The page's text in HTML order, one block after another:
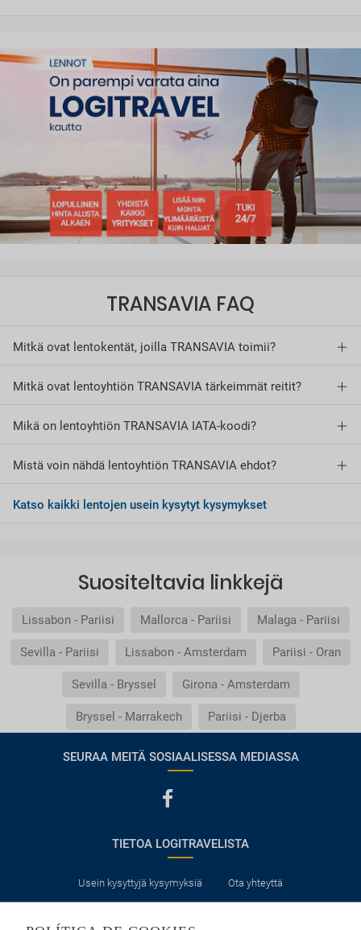
TRANSAVIA FAQ
Mitkä ovat lentokentät, joilla TRANSAVIA toimii?
Mitkä ovat lentoyhtiön TRANSAVIA tärkeimmät reitit?
Mikä on lentoyhtiön TRANSAVIA IATA-koodi?
Mistä voin nähdä lentoyhtiön TRANSAVIA ehdot?
Katso kaikki lentojen usein kysytyt kysymykset
Suositeltavia linkkejä
Lissabon - Pariisi Mallorca - Pariisi Malaga - Pariisi
Sevilla - Pariisi Lissabon - Amsterdam Pariisi - Oran
Sevilla - Bryssel Girona - Amsterdam
Bryssel - Marrakech Pariisi - Djerba
SEURAA MEITÄ SOSIAALISESSA MEDIASSA
TIETOA LOGITRAVELISTA
Usein kysyttyjä kysymyksiä Ota yhteyttä
KÄYTTÖEHDOT